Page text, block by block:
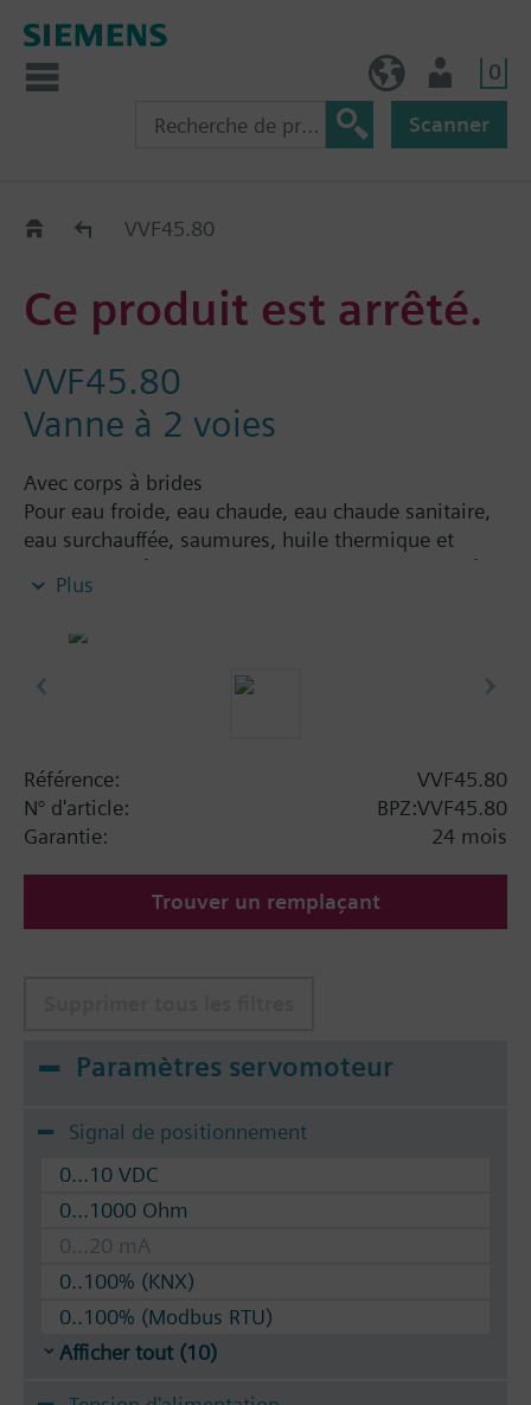
0
Scanner
Old2NewVVF45.80
Ce produit est arrêté.
VVF45.80
Vanne à 2 voies
Avec corps à brides
Pour eau froide, eau chaude, eau chaude sanitaire,
eau surchauffée, saumures, huile thermique et
vapeur saturée dans des circuits ouverts et fermés
Pour commander les corps de vanne pour
température de fluide de 140...180 °C, veuillez
- SKC... pour Ø de 65 jusqu à 150 mm
Plus
Référence:
VVF45.80
N° d'article:
BPZ:VVF45.80
Garantie:
24 mois
Trouver un remplaçant
Paramètres servomoteur
Signal de positionnement
0...10 VDC
0...1000 Ohm
0...20 mA
0..100% (KNX)
0..100% (Modbus RTU)
Afficher tout (10)